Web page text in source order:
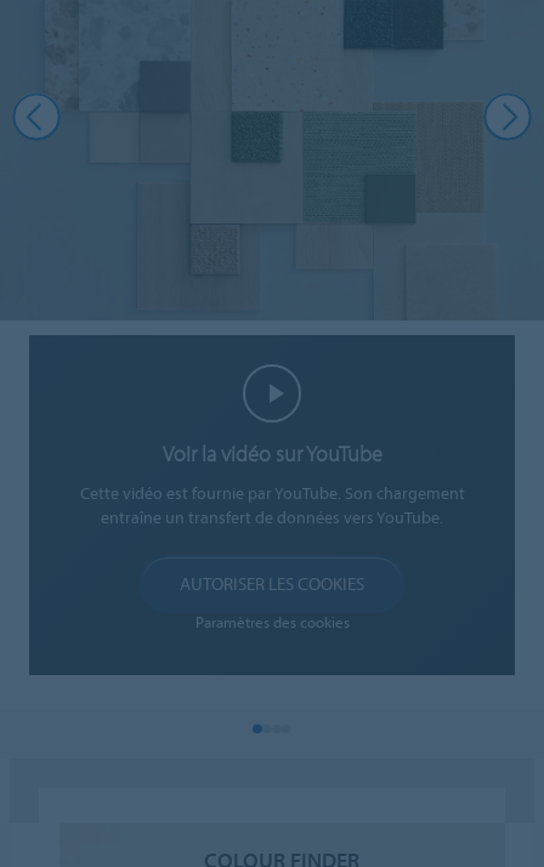
Voir la vidéo sur YouTube
Cette vidéo est fournie par YouTube. Son chargement
entraîne un transfert de données vers YouTube.
AUTORISER LES COOKIES
Paramètres des cookies
COLOUR FINDER